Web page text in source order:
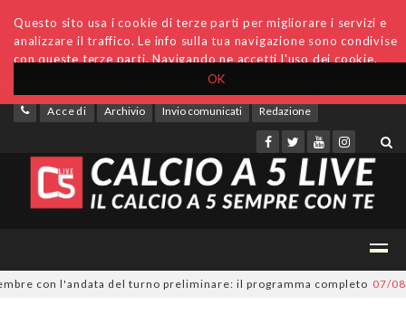
OK
Questo sito usa i cookie di terze parti per migliorare i servizi e
analizzare il traffico. Le info sulla tua navigazione sono condivise
con queste terze parti. Navigando ne accetti l'uso dei cookie.
Accedi Archivio Invio comunicati Redazione
con l'andata del turno preliminare: il programma completo 07/08/